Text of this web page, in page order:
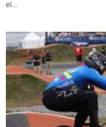
el...